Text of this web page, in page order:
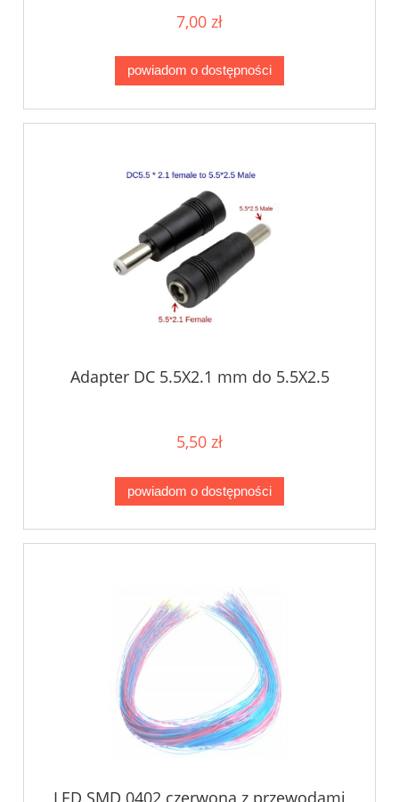
7,00 zł
powiadom o dostępności
Adapter DC 5.5X2.1 mm do 5.5X2.5
5,50 zł
powiadom o dostępności
LED SMD 0402 czerwona z przewodami